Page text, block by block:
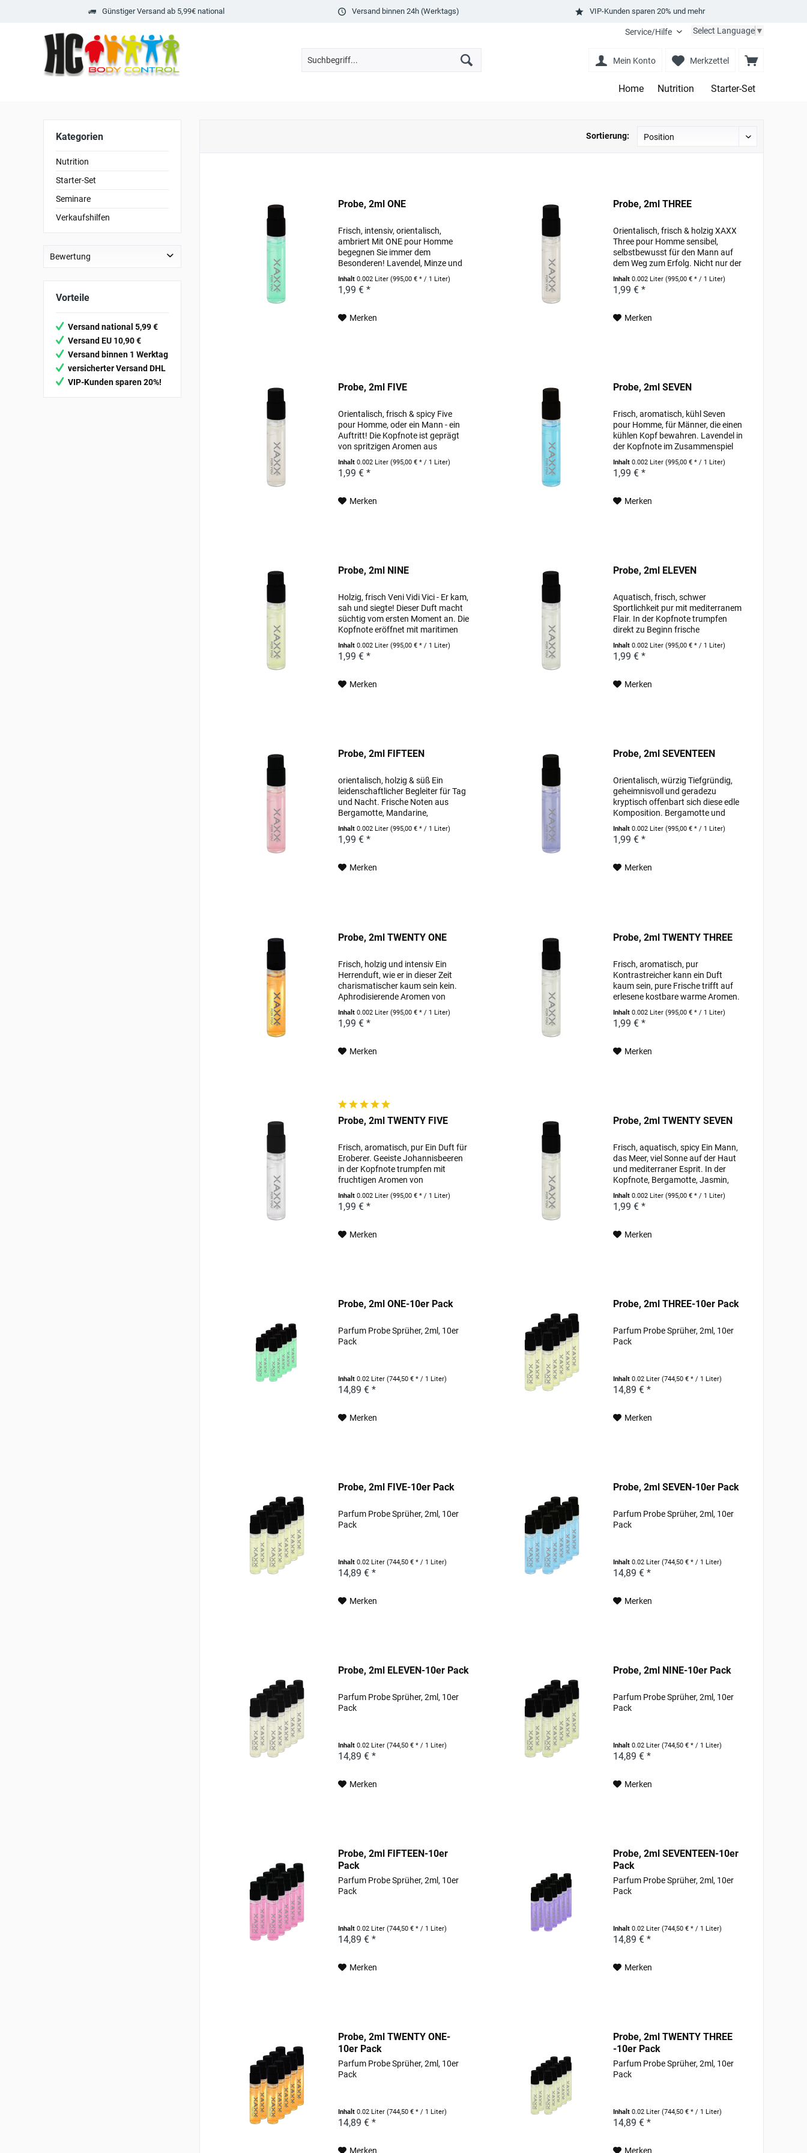
Günstiger Versand ab 5,99€ national Versand binnen 24h (Werktags) VIP-Kunden sparen 20% und mehr
Service/Hilfe Select Language ▼
Merkzettel
Mein Konto
Home Nutrition Starter-Set
Kategorien
Nutrition
Starter-Set
Seminare
Verkaufshilfen
Bewertung
Vorteile
Versand national 5,99 €
Versand EU 10,90 €
Versand binnen 1 Werktag
versicherter Versand DHL
VIP-Kunden sparen 20%!
Sortierung:
Probe, 2ml ONE
Frisch, intensiv, orientalisch,
ambriert Mit ONE pour Homme
begegnen Sie immer dem
Besonderen! Lavendel, Minze und
Bergamotte interagieren mit
Aromen aus Vanille, Orangen,
Tonkabohnen und edlen Hölzern
Inhalt0.002 Liter(995,00 € * / 1 Liter)
1,99 € *
Merken
Probe, 2ml THREE
Orientalisch, frisch & holzig XAXX
Three pour Homme sensibel,
selbstbewusst für den Mann auf
dem Weg zum Erfolg. Nicht nur der
richtige Begleiter für den Tag.
Betont frische und spritzige
Kopfnoten treffen sich mit
Inhalt0.002 Liter(995,00 € * / 1 Liter)
1,99 € *
Merken
Probe, 2ml FIVE
Orientalisch, frisch & spicy Five
pour Homme, oder ein Mann - ein
Auftritt! Die Kopfnote ist geprägt
von spritzigen Aromen aus
Blutmandarine, Minze und
Pampelmuse. Die Herznote kommt
mit Akkorden aus Rosenabsolue
Inhalt0.002 Liter(995,00 € * / 1 Liter)
1,99 € *
Merken
Probe, 2ml SEVEN
Frisch, aromatisch, kühl Seven
pour Homme, für Männer, die einen
kühlen Kopf bewahren. Lavendel in
der Kopfnote im Zusammenspiel
mit Minze, Koriander und Rosmarin
gehen über in eine kontrastreiche
Herznote aus Sandelholz, die mit
Inhalt0.002 Liter(995,00 € * / 1 Liter)
1,99 € *
Merken
Probe, 2ml NINE
Holzig, frisch Veni Vidi Vici - Er kam,
sah und siegte! Dieser Duft macht
süchtig vom ersten Moment an. Die
Kopfnote eröffnet mit maritimen
Aromen und frischer Grapefruit. In
der Herznote agieren Aromen von
Lorbeerblättern mit Jasmin, um...
Inhalt0.002 Liter(995,00 € * / 1 Liter)
1,99 € *
Merken
Probe, 2ml ELEVEN
Aquatisch, frisch, schwer
Sportlichkeit pur mit mediterranem
Flair. In der Kopfnote trumpfen
direkt zu Beginn frische
Meeresbrisen mit Mandarine,
Organge und aldehyden Zügen auf.
Kräftig kommt dann die Herznote
Inhalt0.002 Liter(995,00 € * / 1 Liter)
1,99 € *
Merken
Probe, 2ml FIFTEEN
orientalisch, holzig & süß Ein
leidenschaftlicher Begleiter für Tag
und Nacht. Frische Noten aus
Bergamotte, Mandarine,
Orangenblüte und Zitrone
bestimmen die Kopfnote dieses
einzigartigen Herrenduftes. In der
Inhalt0.002 Liter(995,00 € * / 1 Liter)
1,99 € *
Merken
Probe, 2ml SEVENTEEN
Orientalisch, würzig Tiefgründig,
geheimnisvoll und geradezu
kryptisch offenbart sich diese edle
Komposition. Bergamotte und
Zitrone in der Kopfnote bringen
frische Akkorde, die sich mit
Olivenblüten und hellem Tabak in
Inhalt0.002 Liter(995,00 € * / 1 Liter)
1,99 € *
Merken
Probe, 2ml TWENTY ONE
Frisch, holzig und intensiv Ein
Herrenduft, wie er in dieser Zeit
charismatischer kaum sein kein.
Aphrodisierende Aromen von
Passionsfrucht, Rum und Ingwer
machen den Auftakt. Die Herznote
wird dominiert von Lavendel und
Inhalt0.002 Liter(995,00 € * / 1 Liter)
1,99 € *
Merken
Probe, 2ml TWENTY THREE
Frisch, aromatisch, pur
Kontrastreicher kann ein Duft
kaum sein, pure Frische trifft auf
erlesene kostbare warme Aromen.
Saftig wirkende Essenzen der
Bergamotte Kalabriens werden
umschmeichelt von holzigen
Amber....
Inhalt0.002 Liter(995,00 € * / 1 Liter)
1,99 € *
Merken
Probe, 2ml TWENTY FIVE
Frisch, aromatisch, pur Ein Duft für
Eroberer. Geeiste Johannisbeeren
in der Kopfnote trumpfen mit
fruchtigen Aromen von
Bergamotte, Apfel und Ananas auf.
Rosenblüten, Birke, Jasmin und
Patchouli bringen warme Noten,
Inhalt0.002 Liter(995,00 € * / 1 Liter)
1,99 € *
Merken
Probe, 2ml TWENTY SEVEN
Frisch, aquatisch, spicy Ein Mann,
das Meer, viel Sonne auf der Haut
und mediterraner Esprit. In der
Kopfnote, Bergamotte, Jasmin,
Limette, Mandarine, Orange,
Zitrone. In der Herznote,
Alpenveilchen, Freesie, Hyazinthe,
Inhalt0.002 Liter(995,00 € * / 1 Liter)
1,99 € *
Merken
Probe, 2ml ONE-10er Pack
Parfum Probe Sprüher, 2ml, 10er
Pack
Inhalt0.02 Liter(744,50 € * / 1 Liter)
14,89 € *
Merken
Probe, 2ml THREE-10er Pack
Parfum Probe Sprüher, 2ml, 10er
Pack
Inhalt0.02 Liter(744,50 € * / 1 Liter)
14,89 € *
Merken
Probe, 2ml FIVE-10er Pack
Parfum Probe Sprüher, 2ml, 10er
Pack
Inhalt0.02 Liter(744,50 € * / 1 Liter)
14,89 € *
Merken
Probe, 2ml SEVEN-10er Pack
Parfum Probe Sprüher, 2ml, 10er
Pack
Inhalt0.02 Liter(744,50 € * / 1 Liter)
14,89 € *
Merken
Probe, 2ml ELEVEN-10er Pack
Parfum Probe Sprüher, 2ml, 10er
Pack
Inhalt0.02 Liter(744,50 € * / 1 Liter)
14,89 € *
Merken
Probe, 2ml NINE-10er Pack
Parfum Probe Sprüher, 2ml, 10er
Pack
Inhalt0.02 Liter(744,50 € * / 1 Liter)
14,89 € *
Merken
Probe, 2ml FIFTEEN-10er
Pack
Parfum Probe Sprüher, 2ml, 10er
Pack
Inhalt0.02 Liter(744,50 € * / 1 Liter)
14,89 € *
Merken
Probe, 2ml SEVENTEEN-10er
Pack
Parfum Probe Sprüher, 2ml, 10er
Pack
Inhalt0.02 Liter(744,50 € * / 1 Liter)
14,89 € *
Merken
Probe, 2ml TWENTY ONE-
10er Pack
Parfum Probe Sprüher, 2ml, 10er
Pack
Inhalt0.02 Liter(744,50 € * / 1 Liter)
14,89 € *
Merken
Probe, 2ml TWENTY THREE
-10er Pack
Parfum Probe Sprüher, 2ml, 10er
Pack
Inhalt0.02 Liter(744,50 € * / 1 Liter)
14,89 € *
Merken